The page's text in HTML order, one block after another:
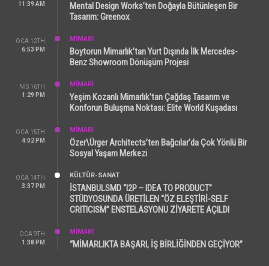
11:39 AM
Mental Design Works’ten Doğayla Bütünleşen Bir
Tasarım: Greenox
OCA 12TH
6:53 PM
MİMARİ
Boytorun Mimarlık’tan Yurt Dışında İlk Mercedes-
Benz Showroom Dönüşüm Projesi
NIS 16TH
1:29 PM
MİMARİ
Yeşim Kozanlı Mimarlık’tan Çağdaş Tasarım ve
Konforun Buluşma Noktası: Elite World Kuşadası
OCA 15TH
4:02 PM
MİMARİ
Özer\Ürger Architects’ten Bağcılar’da Çok Yönlü Bir
Sosyal Yaşam Merkezi
OCA 14TH
3:37 PM
KÜLTÜR-SANAT
İSTANBULSMD “I2P – IDEA TO PRODUCT”
STÜDYOSUNDA ÜRETİLEN “ÖZ ELEŞTİRİ-SELF
CRITICISM” ENSTELASYONU ZİYARETE AÇILDI
OCA 9TH
1:38 PM
MİMARİ
“MİMARLIKTA BAŞARI, İŞ BİRLİĞİNDEN GEÇİYOR”